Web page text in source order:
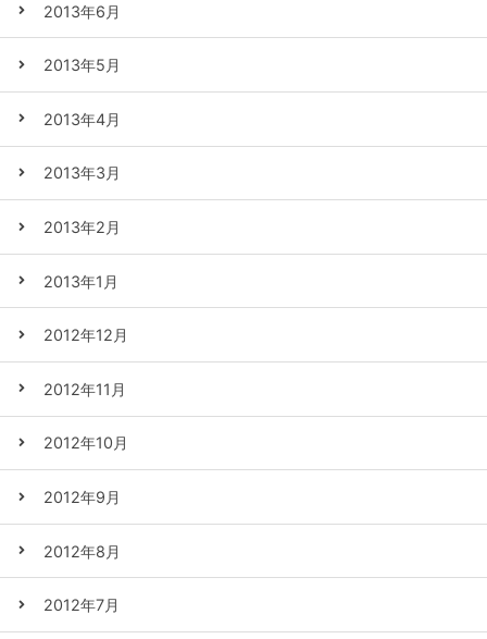
2013年6月
2013年5月
2013年4月
2013年3月
2013年2月
2013年1月
2012年12月
2012年11月
2012年10月
2012年9月
2012年8月
2012年7月